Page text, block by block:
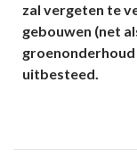
zal vergeten te
gebouwen (net
uitbesteed.